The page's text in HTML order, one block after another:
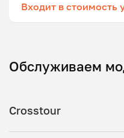
Входит в стоимость
Обслуживаем
Crosstour